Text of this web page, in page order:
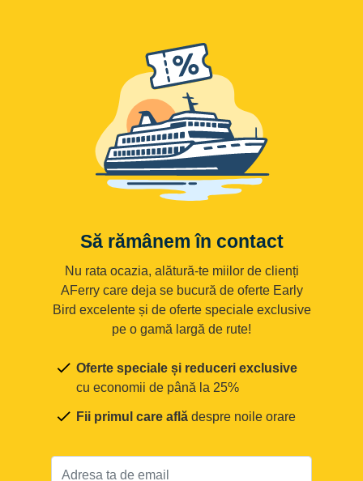
Să rămânem în contact
Nu rata ocazia, alătură-te miilor de clienți
AFerry care deja se bucură de oferte Early
Bird excelente și de oferte speciale exclusive
pe o gamă largă de rute!
Oferte speciale și reduceri exclusive
cu economii de până la 25%
Fii primul care află despre noile orare